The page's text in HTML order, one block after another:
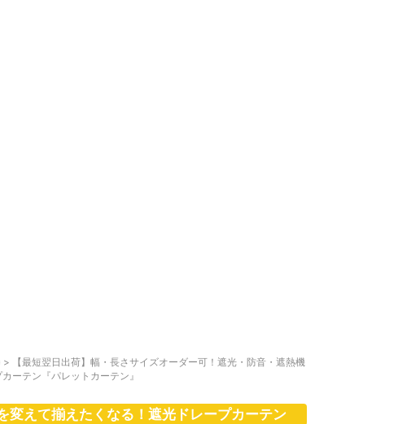
>
【最短翌日出荷】幅・長さサイズオーダー可！遮光・防音・遮熱機
ーテン『パレットカーテン』
変えて揃えたくなる！遮光ドレープカーテン